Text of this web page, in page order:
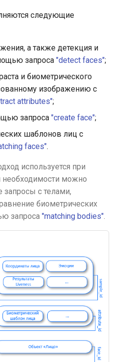
следующие
а также детекция и
запроса "detect faces";
и биометрического
изображению с
attributes";
запроса "create face";
шаблонов лиц с
faces".
используется при
необходимости можно
с телами,
биометрических
запроса "matching bodies"